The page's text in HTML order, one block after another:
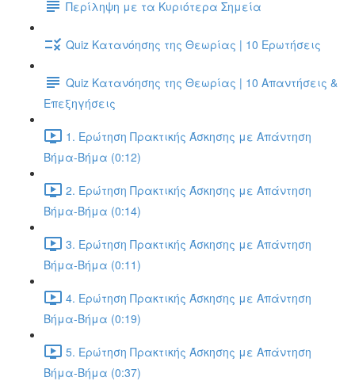
Περίληψη με τα Κυριότερα Σημεία
Quiz Κατανόησης της Θεωρίας | 10 Ερωτήσεις
Quiz Κατανόησης της Θεωρίας | 10 Απαντήσεις &
Επεξηγήσεις
1. Ερώτηση Πρακτικής Άσκησης με Απάντηση
Βήμα-Βήμα (0:12)
2. Ερώτηση Πρακτικής Άσκησης με Απάντηση
Βήμα-Βήμα (0:14)
3. Ερώτηση Πρακτικής Άσκησης με Απάντηση
Βήμα-Βήμα (0:11)
4. Ερώτηση Πρακτικής Άσκησης με Απάντηση
Βήμα-Βήμα (0:19)
5. Ερώτηση Πρακτικής Άσκησης με Απάντηση
Βήμα-Βήμα (0:37)